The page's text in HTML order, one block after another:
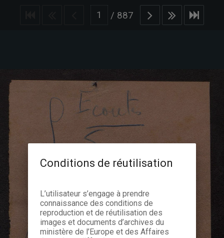
/ 887
Conditions de réutilisation
L’utilisateur s’engage à prendre
connaissance des conditions de
reproduction et de réutilisation des
images et documents d’archives du
ministère de l’Europe et des Affaires